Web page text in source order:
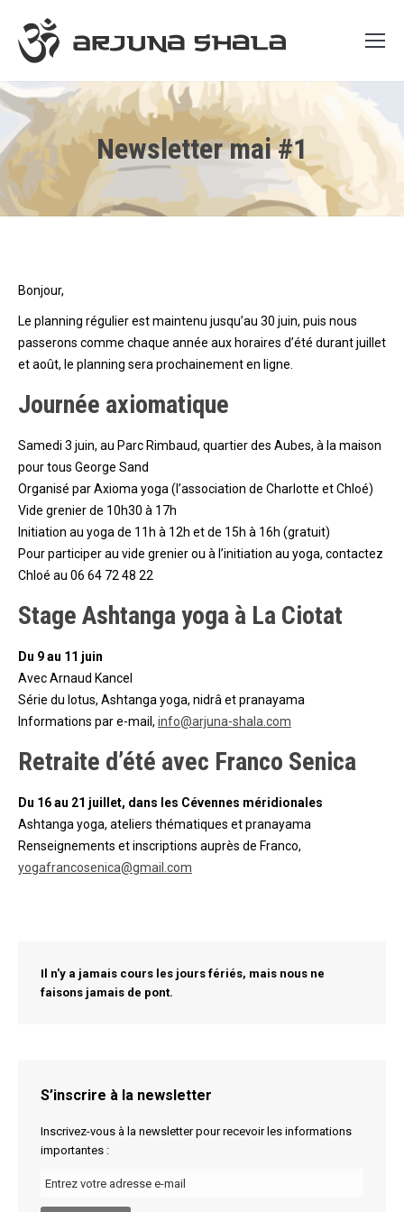
Newsletter mai #1
Bonjour,
Le planning régulier est maintenu jusqu’au 30 juin, puis nous
passerons comme chaque année aux horaires d’été durant juillet
et août, le planning sera prochainement en ligne.
Journée axiomatique
Samedi 3 juin, au Parc Rimbaud, quartier des Aubes, à la maison
pour tous George Sand
Organisé par Axioma yoga (l’association de Charlotte et Chloé)
Vide grenier de 10h30 à 17h
Initiation au yoga de 11h à 12h et de 15h à 16h (gratuit)
Pour participer au vide grenier ou à l’initiation au yoga, contactez
Chloé au 06 64 72 48 22
Stage Ashtanga yoga à La Ciotat
Du 9 au 11 juin
Avec Arnaud Kancel
Série du lotus, Ashtanga yoga, nidrâ et pranayama
Informations par e-mail, info@arjuna-shala.com
Retraite d’été avec Franco Senica
Du 16 au 21 juillet, dans les Cévennes méridionales
Ashtanga yoga, ateliers thématiques et pranayama
Renseignements et inscriptions auprès de Franco,
yogafrancosenica@gmail.com
Il n'y a jamais cours les jours fériés, mais nous ne
faisons jamais de pont.
S’inscrire à la newsletter
Inscrivez-vous à la newsletter pour recevoir les informations
importantes :